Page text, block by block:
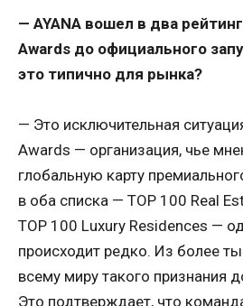
— AYANA вошел в два
Awards до официального
это типично для рынка?
— Это исключительная
Awards — организация, чье
глобальную карту
в оба списка — TOP 100 Real
TOP 100 Luxury Residences —
происходит редко. Из более
всему миру такого признания
Это подтверждает, что